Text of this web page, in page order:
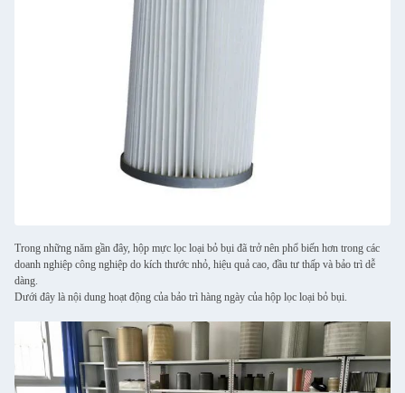
Trong những năm gần đây, hộp mực lọc loại bỏ bụi đã trở nên phổ biến hơn trong các
doanh nghiệp công nghiệp do kích thước nhỏ, hiệu quả cao, đầu tư thấp và bảo trì dễ
dàng.
Dưới đây là nội dung hoạt động của bảo trì hàng ngày của hộp lọc loại bỏ bụi.